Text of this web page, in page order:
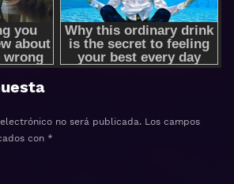
no será publicada. Los campos
con *